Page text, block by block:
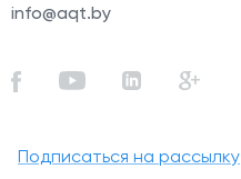
info@aqt.by
Подписаться на рассылку